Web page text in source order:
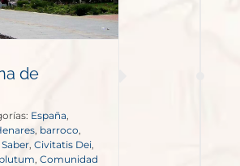
de
España
barroco
Civitatis Dei
Comunidad